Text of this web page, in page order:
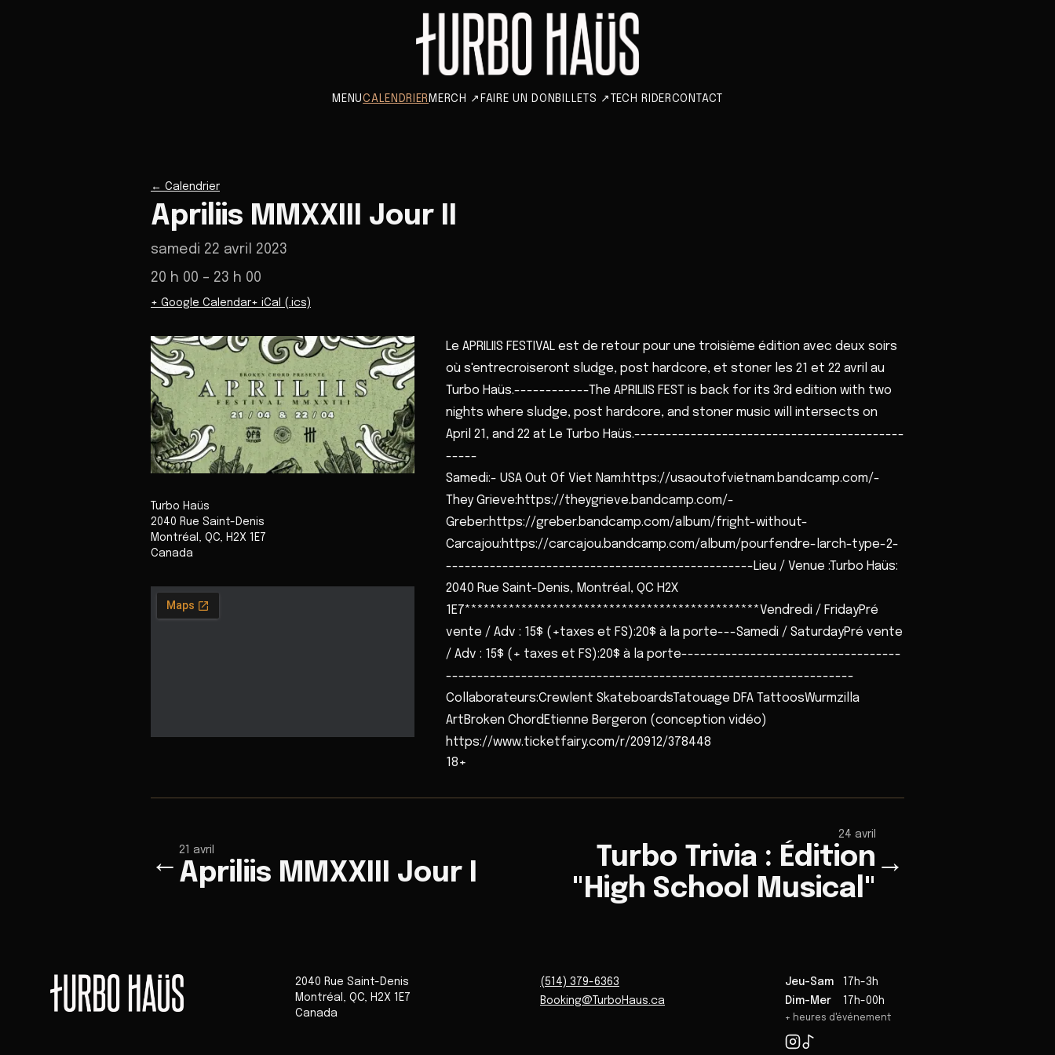
MENUCALENDRIER MERCH ↗ FAIRE UN DON BILLETS ↗ TECH RIDERCONTACT
← Calendrier
Apriliis MMXXIII Jour II
samedi 22 avril 2023
20 h 00 – 23 h 00
+ Google Calendar+ iCal (.ics)
Turbo Haüs
2040 Rue Saint-Denis
Montréal , QC, H2X 1E7
Canada
Le APRILIIS FESTIVAL est de retour pour une troisième édition avec deux soirs
où s'entrecroiseront sludge, post hardcore, et stoner les 21 et 22 avril au
Turbo Haüs.------------The APRILIIS FEST is back for its 3rd edition with two
nights where sludge, post hardcore, and stoner music will intersects on
April 21, and 22 at Le Turbo Haüs.-------------------------------------------
-----
Samedi:- USA Out Of Viet Nam:https://usaoutofvietnam.bandcamp.com/-
They Grieve:https://theygrieve.bandcamp.com/-
Greber:https://greber.bandcamp.com/album/fright-without-
Carcajou:https://carcajou.bandcamp.com/album/pourfendre-larch-type-2-
-------------------------------------------------Lieu / Venue :Turbo Haüs:
2040 Rue Saint-Denis, Montréal, QC H2X
1E7***********************************************Vendredi / FridayPré
vente / Adv : 15$ (+taxes et FS):20$ à la porte---Samedi / SaturdayPré vente
/ Adv : 15$ (+ taxes et FS):20$ à la porte-----------------------------------
-----------------------------------------------------------------
Collaborateurs:Crewlent SkateboardsTatouage DFA TattoosWurmzilla
ArtBroken ChordEtienne Bergeron (conception vidéo)
https://www.ticketfairy.com/r/20912/378448
18+
← 21 avril
Apriliis MMXXIII Jour I
24 avril
Turbo Trivia : Édition
"High School Musical"
→
2040 Rue Saint-Denis
Montréal , QC, H2X 1E7
Canada
(514) 379-6363
Booking@TurboHaus.ca
Jeu-Sam
17h-3h
Dim-Mer
17h-00h
+ heures d'événement